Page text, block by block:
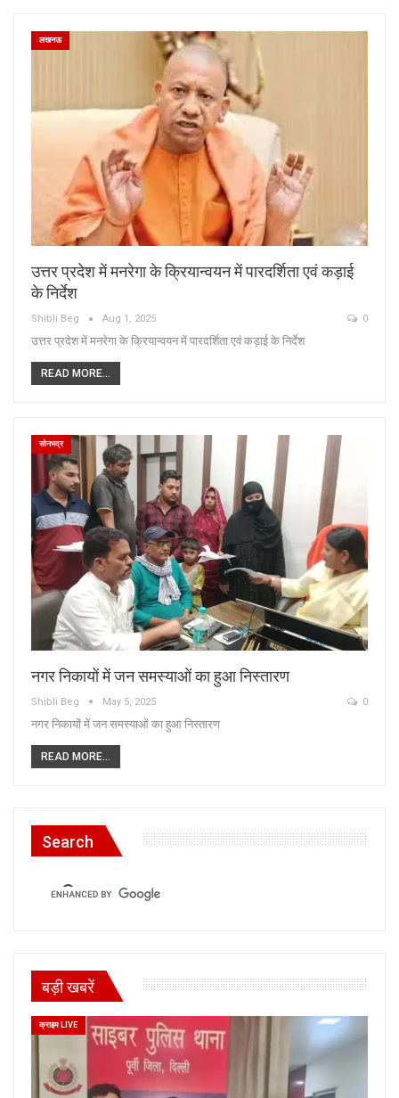
लखनऊ
उत्तर प्रदेश में मनरेगा के क्रियान्वयन में पारदर्शिता एवं कड़ाई
के निर्देश
Shibli Beg Aug 1, 2025 0
उत्तर प्रदेश में मनरेगा के क्रियान्वयन में पारदर्शिता एवं कड़ाई के निर्देश
READ MORE...
सोनभद्र
नगर निकायों में जन समस्याओं का हुआ निस्तारण
Shibli Beg May 5, 2025 0
नगर निकायों में जन समस्याओं का हुआ निस्तारण
READ MORE...
Search
बड़ी खबरें
क्राइम LIVE